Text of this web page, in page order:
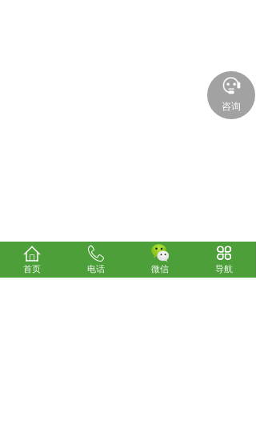
首页 电话 微信 导航
咨询